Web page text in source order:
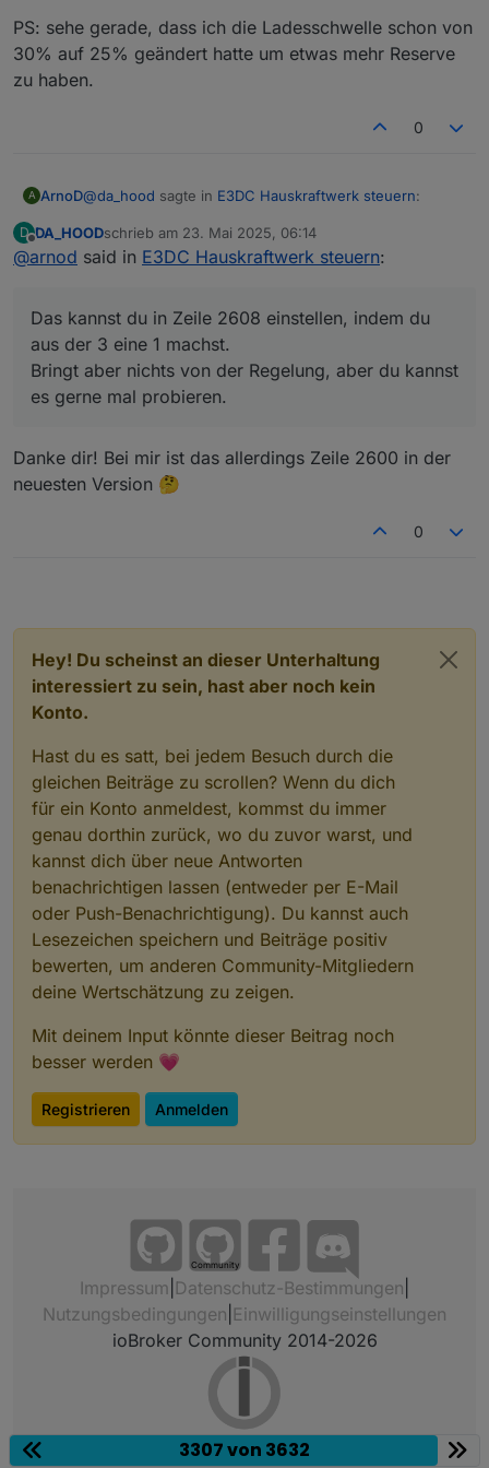
PS: sehe gerade, dass ich die Ladesschwelle schon von
30% auf 25% geändert hatte um etwas mehr Reserve
zu haben.
0
A ArnoD@da_hood sagte in E3DC Hauskraftwerk steuern:
Könntest du denn vielleicht eine "User
einstellen kann?
der 3 eine 1 machst.
Bringt aber nichts von der Regelung, aber du kannst es
gerne mal probieren.
D
Offline
DA_HOODschrieb am 23. Mai 2025, 06:14
zuletzt editiert von
@arnod said in E3DC Hauskraftwerk steuern:
Das kannst du in Zeile 2608 einstellen, indem du
aus der 3 eine 1 machst.
Bringt aber nichts von der Regelung, aber du kannst
es gerne mal probieren.
Danke dir! Bei mir ist das allerdings Zeile 2600 in der
neuesten Version 🤔
0
Hey! Du scheinst an dieser Unterhaltung
interessiert zu sein, hast aber noch kein
Konto.
Hast du es satt, bei jedem Besuch durch die
gleichen Beiträge zu scrollen? Wenn du dich
für ein Konto anmeldest, kommst du immer
genau dorthin zurück, wo du zuvor warst, und
kannst dich über neue Antworten
benachrichtigen lassen (entweder per E-Mail
oder Push-Benachrichtigung). Du kannst auch
Lesezeichen speichern und Beiträge positiv
bewerten, um anderen Community-Mitgliedern
deine Wertschätzung zu zeigen.
Mit deinem Input könnte dieser Beitrag noch
besser werden 💗
Registrieren Anmelden
Community
Impressum Datenschutz-Bestimmungen
Nutzungsbedingungen Einwilligungseinstellungen
ioBroker Community 2014-2026
3307 von 3632